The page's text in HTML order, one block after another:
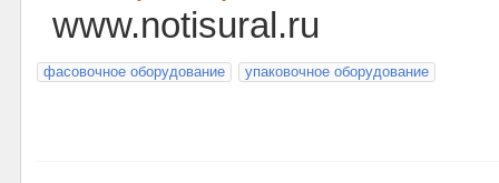
www.notisural.ru
фасовочное оборудование упаковочное оборудование